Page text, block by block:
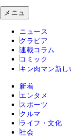
メニュ
ニュース
グラビア
連載コラム
コミック
キン肉マン 新し
新着
エンタメ
スポーツ
クルマ
ライフ・文化
社会